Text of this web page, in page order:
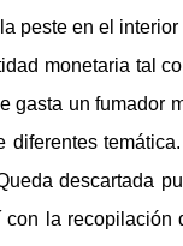
peste en el
monetaria tal
gasta un fumador
descartada
la